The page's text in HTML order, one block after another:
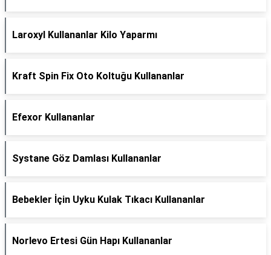
Laroxyl Kullananlar Kilo Yaparmı
Kraft Spin Fix Oto Koltuğu Kullananlar
Efexor Kullananlar
Systane Göz Damlası Kullananlar
Bebekler İçin Uyku Kulak Tıkacı Kullananlar
Norlevo Ertesi Gün Hapı Kullananlar